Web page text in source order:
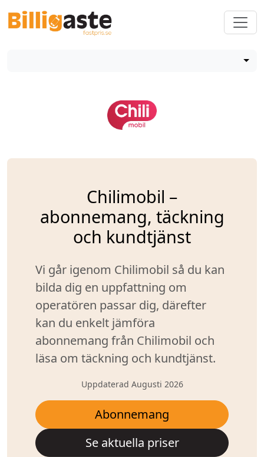
Chilimobil –
abonnemang, täckning
och kundtjänst
Vi går igenom Chilimobil så du kan
bilda dig en uppfattning om
operatören passar dig, därefter
kan du enkelt jämföra
abonnemang från Chilimobil och
läsa om täckning och kundtjänst.
Uppdaterad Augusti 2026
Abonnemang
Se aktuella priser